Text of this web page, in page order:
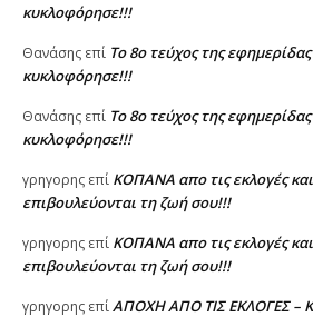
κυκλοφόρησε!!!
Θανάσης επί Το 8ο τεύχος της
κυκλοφόρησε!!!
Θανάσης επί Το 8ο τεύχος της
κυκλοφόρησε!!!
γρηγορης επί ΚΟΠΑΝΑ απο τις εκλογές
επιβουλεύονται τη ζωή σου!!!
γρηγορης επί ΚΟΠΑΝΑ απο τις εκλογές
επιβουλεύονται τη ζωή σου!!!
γρηγορης επίΑΠΟΧΗ ΑΠΟ ΤΙΣ ΕΚΛΟΓΕΣ –